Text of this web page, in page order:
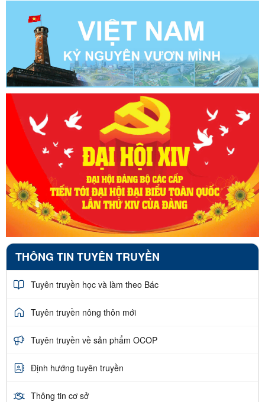
THÔNG TIN TUYÊN TRUYỀN
Tuyên truyền học và làm theo Bác
Tuyên truyền nông thôn mới
Tuyên truyền về sản phẩm OCOP
Định hướng tuyên truyền
Thông tin cơ sở